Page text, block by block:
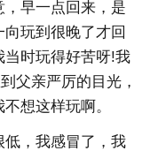
早一点回来，是
玩到很晚了才回
当时玩得好苦呀!我
父亲严厉的目光，
想这样玩啊。
低，我感冒了，我